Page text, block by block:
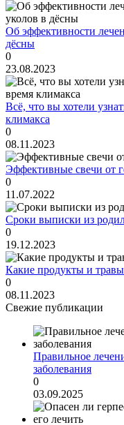
Об эффективности
дёсны
0
23.08.2023
Всё, что вы хотели
климакса
0
08.11.2023
Эффективные свечи от
0
11.07.2022
Сроки выписки из
0
19.12.2023
Какие продукты и
0
08.11.2023
Свежие публикации
Правильное
заболевания
0
03.09.2025